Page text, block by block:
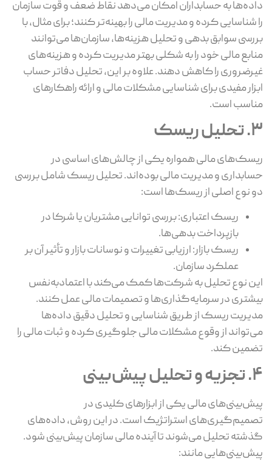
داده‌ها به حسابداران امکان می‌دهد نقاط ضعف و قوت سازمان
را شناسایی کرده و مدیریت مالی را بهینه‌تر کنند؛ برای مثال، با
بررسی سوابق بدهی و تحلیل هزینه‌ها، سازمان‌ها می‌توانند
منابع مالی خود را به شکلی بهتر مدیریت کرده و هزینه‌های
غیرضروری را کاهش دهند. علاوه بر این، تحلیل دفاتر حساب
ابزار مفیدی برای شناسایی مشکلات مالی و ارائه راهکارهای
مناسب است.
3. تحلیل ریسک
ریسک‌های مالی همواره یکی از چالش‌های اساسی در
حسابداری و مدیریت مالی بوده‌اند. تحلیل ریسک شامل بررسی
دو نوع اصلی از ریسک‌ها است:
ریسک اعتباری: بررسی توانایی مشتریان یا شرکا در
بازپرداخت بدهی‌ها.
ریسک بازار: ارزیابی تغییرات و نوسانات بازار و تأثیر آن بر
عملکرد سازمان.
این نوع تحلیل به شرکت‌ها کمک می‌کند با اعتمادبه‌نفس
بیشتری در سرمایه‌گذاری‌ها و تصمیمات مالی عمل کنند.
مدیریت ریسک از طریق شناسایی و تحلیل دقیق داده‌ها
می‌تواند از وقوع مشکلات مالی جلوگیری کرده و ثبات مالی را
تضمین کند.
4. تجزیه و تحلیل پیش‌بینی
پیش‌بینی‌های مالی یکی از ابزارهای کلیدی در
تصمیم‌گیری‌های استراتژیک است. در این روش، داده‌های
گذشته تحلیل می‌شوند تا آینده مالی سازمان پیش‌بینی شود.
پیش‌بینی‌هایی مانند: